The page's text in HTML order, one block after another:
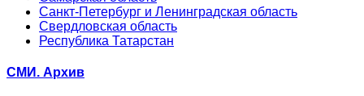
Санкт-Петербург и Ленинградская область
Свердловская область
Республика Татарстан
СМИ. Архив